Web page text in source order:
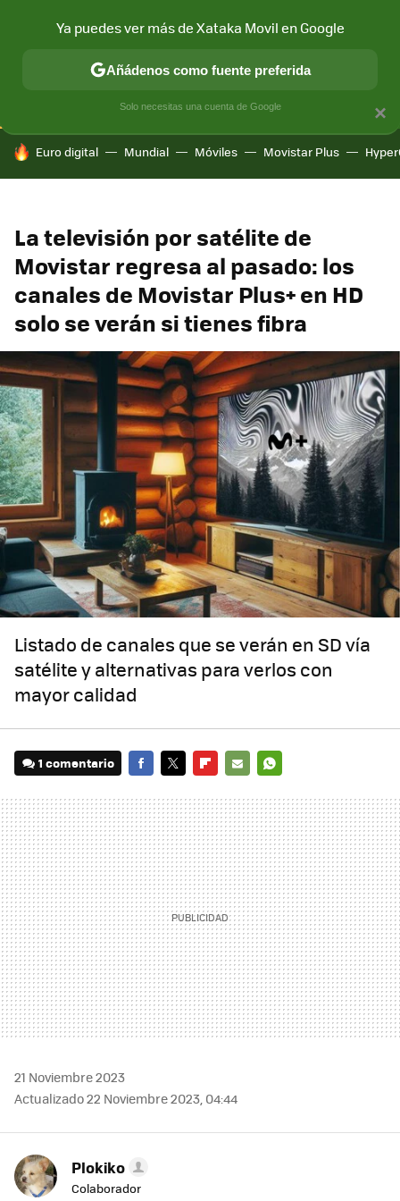
CONECTIVIDAD MÓVIL Y SOCIEDAD APLICACIONES
HOY SE HABLA DE
Euro digital Mundial Móviles Movistar Plus
La televisión por satélite de
Movistar regresa al pasado: los
canales de Movistar Plus+ en HD
solo se verán si tienes fibra
Listado de canales que se verán en SD vía
satélite y alternativas para verlos con
mayor calidad
1 comentario
MAIL
21 Noviembre 2023
Actualizado 22 Noviembre 2023, 04:44
Plokiko
Colaborador
×
Ya puedes ver más de Xataka Movil en Google
Añádenos como fuente preferida
Solo necesitas una cuenta de Google